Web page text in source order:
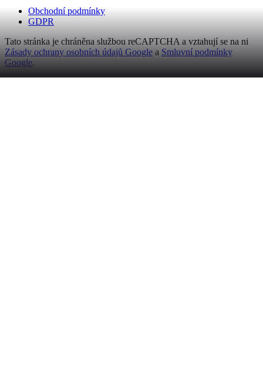
Obchodní podmínky
GDPR
Tato stránka je chráněna službou reCAPTCHA a vztahují se na ni
Zásady ochrany osobních údajů Google a Smluvní podmínky
Google.